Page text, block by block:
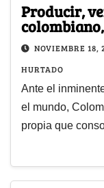
Producir,
NOVIEMBRE 18,
HURTADO
Ante el
el mundo,
propia que